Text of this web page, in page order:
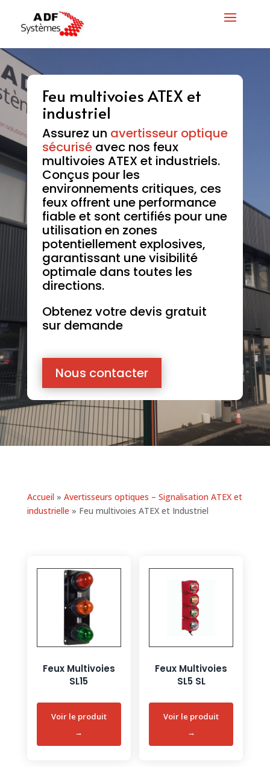
Feu multivoies ATEX et
industriel
Assurez un avertisseur optique
sécuriséavec nos feux
multivoies ATEX et industriels.
Conçus pour les
environnements critiques, ces
feux offrent une performance
fiable et sont certifiés pour une
utilisation en zones
potentiellement explosives,
garantissant une visibilité
optimale dans toutes les
directions.
Obtenez votre devis gratuit
sur demande
Nous contacter
Accueil » Avertisseurs optiques – Signalisation ATEX et
industrielle » Feu multivoies ATEX et Industriel
Feux Multivoies
SL15
Feux Multivoies
SL5 SL